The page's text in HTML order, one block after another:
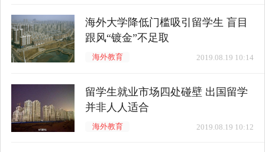
海外大学降低门槛吸引留学生 盲目
跟风“镀金”不足取
2019.08.19 10:14
海外教育
留学生就业市场四处碰壁 出国留学
并非人人适合
2019.08.19 10:12
海外教育